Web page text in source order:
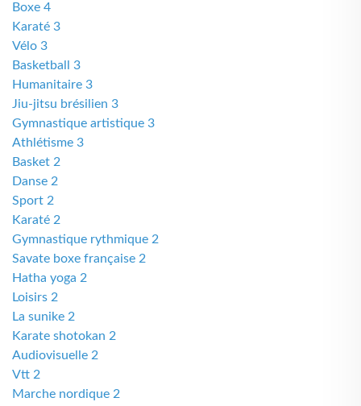
Boxe 4
Karaté 3
Vélo 3
Basketball 3
Humanitaire 3
Jiu-jitsu brésilien 3
Gymnastique artistique 3
Athlétisme 3
Basket 2
Danse 2
Sport 2
Karaté 2
Gymnastique rythmique 2
Savate boxe française 2
Hatha yoga 2
Loisirs 2
La sunike 2
Karate shotokan 2
Audiovisuelle 2
Vtt 2
Marche nordique 2